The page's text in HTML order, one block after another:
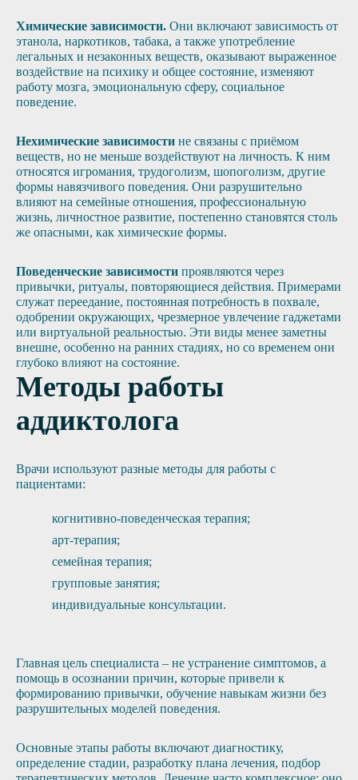
Химические зависимости. Они включают зависимость от
этанола, наркотиков, табака, а также употребление
легальных и незаконных веществ, оказывают выраженное
воздействие на психику и общее состояние, изменяют
работу мозга, эмоциональную сферу, социальное
поведение.
Нехимические зависимости не связаны с приёмом
веществ, но не меньше воздействуют на личность. К ним
относятся игромания, трудоголизм, шопоголизм, другие
формы навязчивого поведения. Они разрушительно
влияют на семейные отношения, профессиональную
жизнь, личностное развитие, постепенно становятся столь
же опасными, как химические формы.
Поведенческие зависимости проявляются через
привычки, ритуалы, повторяющиеся действия. Примерами
служат переедание, постоянная потребность в похвале,
одобрении окружающих, чрезмерное увлечение гаджетами
или виртуальной реальностью. Эти виды менее заметны
внешне, особенно на ранних стадиях, но со временем они
глубоко влияют на состояние.
Методы работы
аддиктолога
Врачи используют разные методы для работы с
пациентами:
когнитивно-поведенческая терапия;
арт-терапия;
семейная терапия;
групповые занятия;
индивидуальные консультации.
Главная цель специалиста – не устранение симптомов, а
помощь в осознании причин, которые привели к
формированию привычки, обучение навыкам жизни без
разрушительных моделей поведения.
Основные этапы работы включают диагностику,
определение стадии, разработку плана лечения, подбор